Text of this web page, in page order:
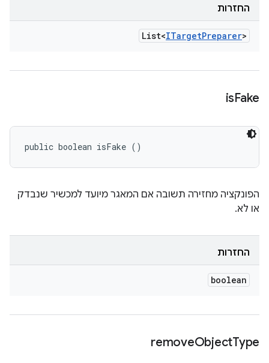
החזרות
List<ITargetPreparer>
isFake
public boolean isFake ()
הפונקציה מחזירה תשובה אם המאגר מיועד למכשיר שנבדק
או לא.
החזרות
boolean
removeObjectType